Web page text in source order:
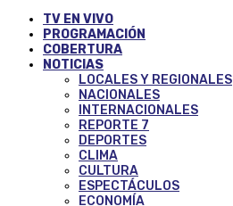
TV EN VIVO
PROGRAMACIÓN
COBERTURA
NOTICIAS
LOCALES Y REGIONALES
NACIONALES
INTERNACIONALES
REPORTE 7
DEPORTES
CLIMA
CULTURA
ESPECTÁCULOS
ECONOMÍA